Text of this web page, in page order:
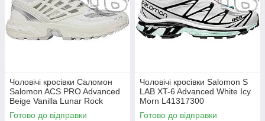
Чоловічі кросівки Саломон
Salomon ACS PRO Advanced
Beige Vanilla Lunar Rock
L41639400
Готово до відправки
Чоловічі кросівки Salomon S
LAB XT-6 Advanced White Icy
Morn L41317300
Готово до відправки